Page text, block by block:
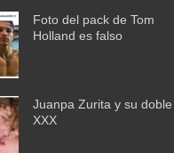
Foto del pack de Tom
Holland es falso
Juanpa Zurita y su doble
XXX